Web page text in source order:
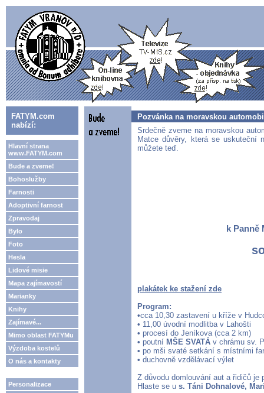
FATYM.com
nabízí:
Hlavní strana
www.FATYM.com
Bude a zveme!
Bohoslužby
Farnosti
Adoptivní farnost
Zpravodaj
Bylo
Foto
Hesla
Lidové misie
Mapa zajímavostí
Marianky
Knihy
Zajímavé...
Mimo oblast FATYMu
Výzdoba kostelů
O nás a kontakty
Personalizace
Pozvánka na moravskou
Srdečně zveme na moravskou
Matce důvěry, která se uskuteční
můžete teď.
k Panně
plakátek ke stažení zde
Program:
•cca 10,30 zastavení u kříže v
• 11,00 úvodní modlitba v Lahošti
• procesí do Jeníkova (cca 2 km)
• poutní MŠE SVATÁ v chrámu sv.
• po mši svaté setkání s místními
• duchovně vzdělávací výlet
Z důvodu domlouvání aut a řidičů
Hlaste se u s. Táni Dohnalové,